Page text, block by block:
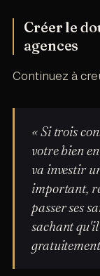
Créer le
agences
Continuez à
« Si trois
votre bien
va investir
important,
passer ses
sachant